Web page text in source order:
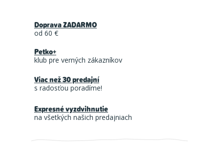
Doprava ZADARMO
od 60 €
Petko+
klub pre verných zákazníkov
Viac než 30 predajní
s radosťou poradíme!
Expresné vyzdvihnutie
na všetkých našich predajniach